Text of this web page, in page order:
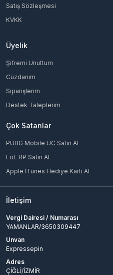
Satış Sözleşmesi
KVKK
Üyelik
Şifremi Unuttum
Cüzdanım
Siparişlerim
Destek Taleplerim
Çok Satanlar
PUBG Mobile UC Satın Al
LoL RP Satın Al
Apple İTunes Hediye Kartı Al
İletişim
Vergi Dairesi / Numarası
YAMANLAR/3650309447
Unvan
Expressepin
Adres
ÇİĞLİ/İZMİR